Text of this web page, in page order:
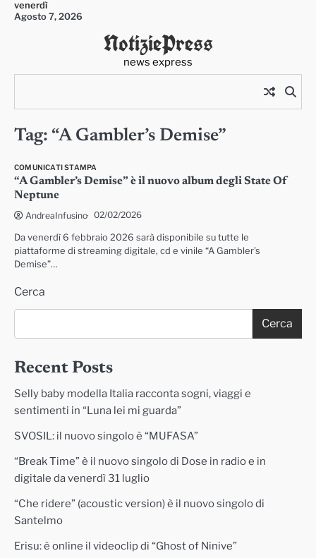
Skipvenerdì
Agosto 7, 2026
NotiziePress
news express
Tag: “A Gambler’s Demise”
COMUNICATI STAMPA
“A Gambler’s Demise” è il nuovo album degli State Of
Neptune
AndreaInfusino 02/02/2026
Da venerdì 6 febbraio 2026 sarà disponibile su tutte le
piattaforme di streaming digitale, cd e vinile “A Gambler’s
Demise”…
Cerca
Cerca
Recent Posts
Selly baby modella Italia racconta sogni, viaggi e
sentimenti in “Luna lei mi guarda”
SVOSIL: il nuovo singolo è “MUFASA”
“Break Time” è il nuovo singolo di Dose in radio e in
digitale da venerdì 31 luglio
“Che ridere” (acoustic version) è il nuovo singolo di
Santelmo
Erisu: è online il videoclip di “Ghost of Ninive”